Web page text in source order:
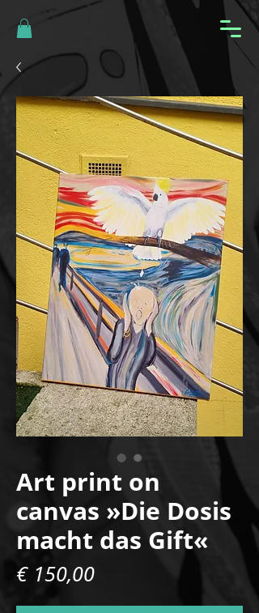
Art print on
canvas »Die Dosis
macht das Gift«
€ 150,00Preis